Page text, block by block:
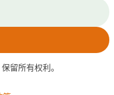
留所有权利。